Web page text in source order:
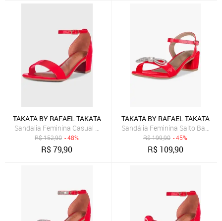
TAKATA BY RAFAEL TAKATA
Sandalia Feminina Casual Salto Baixo Bloco Vermelho Verniz
R$152,90 - 48%
R$79,90
TAKATA BY RAFAEL TAKATA
Sandália Feminina Salto Baixo
R$199,90 - 45%
R$ 109,90